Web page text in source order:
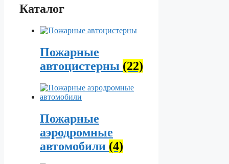
Каталог
Пожарные
автоцистерны (22)
Пожарные
аэродромные
автомобили (4)